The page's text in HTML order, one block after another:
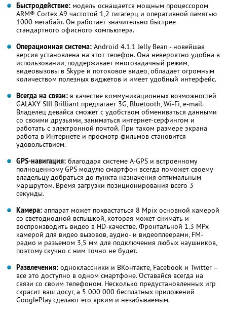
Быстродействие: модель оснащается мощным процессором
ARM® Cortex А9 частотой 1,2 гигагерц и оперативной памятью
1000 мегабайт. Он работает значительно быстрее
стандартного офисного компьютера.
Операционная система: Android 4.1.1 Jelly Bean - новейшая
версия установлена на этот телефон. Она невероятно удобна в
использовании, поддерживает многозадачный режим,
видеовызовы в Skype и потоковое видео, обладает огромным
количеством полезных виджетов и имеет удобный интерфейс.
Всегда на связи: в качестве коммуникационных возможностей
GALAXY SIII Brilliant предлагает 3G, Bluetooth, Wi-Fi, е-mail.
Владелец девайса сможет с удобством обмениваться данными
со своими друзьями, заниматься интернет-серфингом и
работать с электронной почтой. При таком размере экрана
работа в Интернете и просмотр фильмов становится
удовольствием.
GPS-навигация: благодаря системе A-GPS и встроенному
полноценному GPS модулю смартфон всегда поможет своему
владельцу добраться до пункта назначения оптимальным
маршрутом. Время загрузки позиционирования всего 3
секунды.
Камера: аппарат может похвастаться 8 Mpix основной камерой
со светодиодной вспышкой, которая может снимать и
воспроизводить видео в HD-качестве. Фронтальной 1.3 MPx
камерой для видео вызовов, аудио- и видеоплеерами, FM-
радио и разъемом 3,5 мм для подключения любых наушников,
поэтому скучно с ним точно не будет.
Развлечения: одноклассники и ВКонтакте, Facebook и Twitter –
все это доступно в одном смартфоне. Оставайся всегда на
связи со своим телефоном. Несколько предустановленных игр
скрасит ваш досуг, а 5 000 000 бесплатных приложений
GooglePlay сделают его ярким и незабываемым.